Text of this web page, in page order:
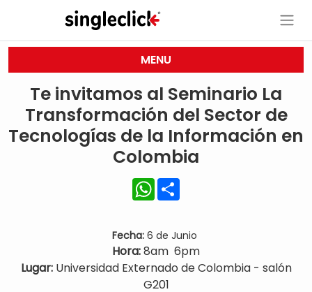
MENU
Te invitamos al Seminario La
Transformación del Sector de
Tecnologías de la Información en
Colombia
WhatsApp
Fecha: 6 de Junio
Hora:8am 6pm
Lugar:Universidad Externado de Colombia - salón
G201